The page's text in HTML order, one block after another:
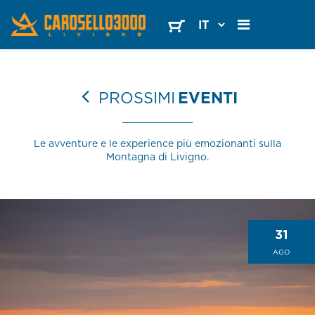
PROSSIMI EVENTI
Le avventure e le experience più emozionanti sulla
Montagna di Livigno.
31
AGO